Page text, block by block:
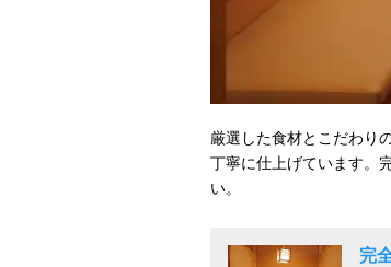
厳選した食材とこだわり
丁寧に仕上げています。
い。
完